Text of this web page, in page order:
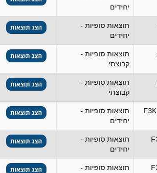
יחידים
תוצאות סופיות -
יחידים
תוצאות סופיות -
קבוצתי
תוצאות סופיות -
קבוצתי
תוצאות סופיות -
יחידים
תוצאות סופיות -
יחידים
תוצאות סופיות -